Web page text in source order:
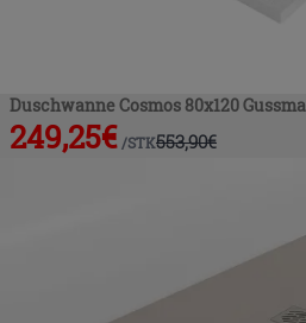
Duschwanne Cosmos 80x120
249,25€ /STK553,90€